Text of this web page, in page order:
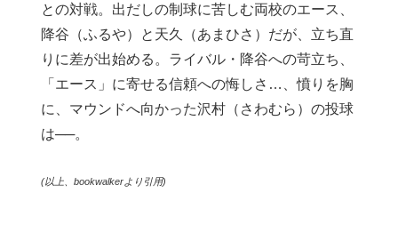
との対戦。出だしの制球に苦しむ両校のエース、
降谷（ふるや）と天久（あまひさ）だが、立ち直
りに差が出始める。ライバル・降谷への苛立ち、
「エース」に寄せる信頼への悔しさ…、憤りを胸
に、マウンドへ向かった沢村（さわむら）の投球
は──。
(以上、bookwalkerより引用)